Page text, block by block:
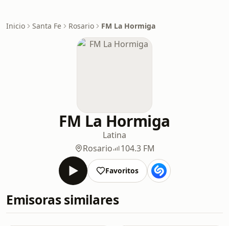
Inicio Santa Fe Rosario FM La Hormiga
FM La Hormiga
Latina
Rosario
104.3 FM
Favoritos
Emisoras similares